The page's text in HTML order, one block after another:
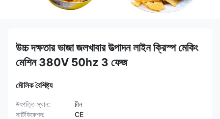
উচ্চ দক্ষতার ভাজা জলখাবার উত্পাদন লাইন ক্রিস্প মেকিং
মেশিন 380V 50hz 3 ফেজ
মৌলিক বৈশিষ্ট্য
উৎপত্তি স্থান:
চীন
সার্টিফিকেশন:
CE